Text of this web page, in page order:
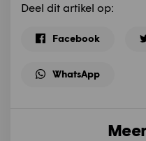
Deel dit artikel op:
Facebook
WhatsApp